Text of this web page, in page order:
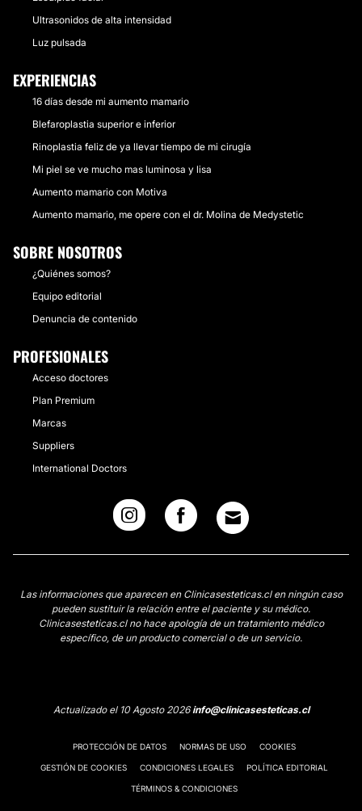
Ultrasonidos de alta intensidad
Luz pulsada
EXPERIENCIAS
16 días desde mi aumento mamario
Blefaroplastia superior e inferior
Rinoplastia feliz de ya llevar tiempo de mi cirugía
Mi piel se ve mucho mas luminosa y lisa
Aumento mamario con Motiva
Aumento mamario, me opere con el dr. Molina de Medystetic
SOBRE NOSOTROS
¿Quiénes somos?
Equipo editorial
Denuncia de contenido
PROFESIONALES
Acceso doctores
Plan Premium
Marcas
Suppliers
International Doctors
Las informaciones que aparecen en Clinicasesteticas.cl en ningún caso
pueden sustituir la relación entre el paciente y su médico.
Clinicasesteticas.cl no hace apología de un tratamiento médico
específico, de un producto comercial o de un servicio.
Actualizado el 10 Agosto 2026info@clinicasesteticas.cl
PROTECCIÓN DE DATOS NORMAS DE USO COOKIES
GESTIÓN DE COOKIES CONDICIONES LEGALES POLÍTICA EDITORIAL
TÉRMINOS & CONDICIONES